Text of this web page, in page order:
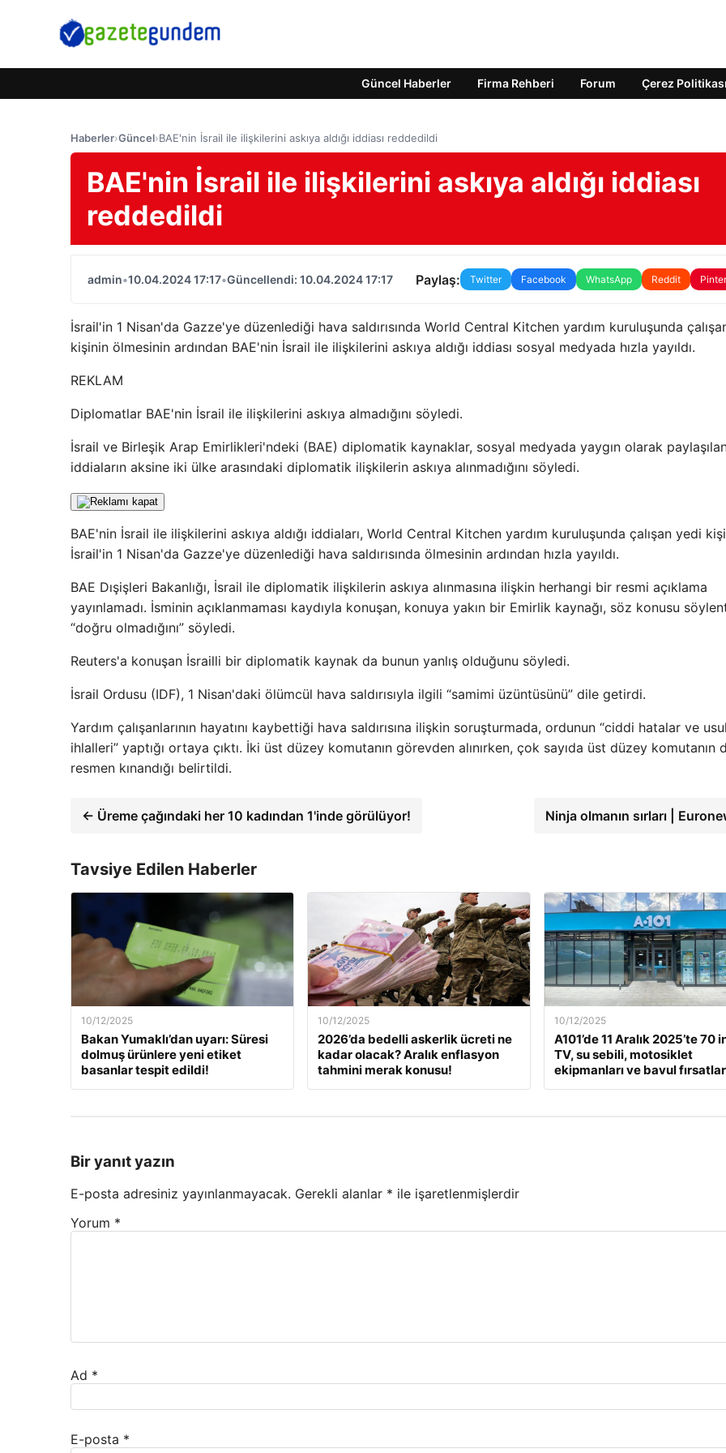
Güncel Haberler Firma Rehberi Forum Çerez Politikası
Haberler›Güncel›BAE'nin İsrail ile ilişkilerini askıya aldığı iddiası reddedildi
BAE'nin İsrail ile ilişkilerini askıya aldığı iddiası
reddedildi
admin•10.04.2024 17:17•Güncellendi: 10.04.2024 17:17 Paylaş: Twitter Facebook WhatsApp Reddit
İsrail'in 1 Nisan'da Gazze'ye düzenlediği hava saldırısında World Central Kitchen yardım kuruluşunda
kişinin ölmesinin ardından BAE'nin İsrail ile ilişkilerini askıya aldığı iddiası sosyal medyada hızla yayıldı.
REKLAM
Diplomatlar BAE'nin İsrail ile ilişkilerini askıya almadığını söyledi.
İsrail ve Birleşik Arap Emirlikleri'ndeki (BAE) diplomatik kaynaklar, sosyal medyada yaygın olarak
iddiaların aksine iki ülke arasındaki diplomatik ilişkilerin askıya alınmadığını söyledi.
BAE'nin İsrail ile ilişkilerini askıya aldığı iddiaları, World Central Kitchen yardım kuruluşunda çalışan yedi
İsrail'in 1 Nisan'da Gazze'ye düzenlediği hava saldırısında ölmesinin ardından hızla yayıldı.
BAE Dışişleri Bakanlığı, İsrail ile diplomatik ilişkilerin askıya alınmasına ilişkin herhangi bir resmi açıklama
yayınlamadı. İsminin açıklanmaması kaydıyla konuşan, konuya yakın bir Emirlik kaynağı, söz konusu
“doğru olmadığını” söyledi.
Reuters'a konuşan İsrailli bir diplomatik kaynak da bunun yanlış olduğunu söyledi.
İsrail Ordusu (IDF), 1 Nisan'daki ölümcül hava saldırısıyla ilgili “samimi üzüntüsünü” dile getirdi.
Yardım çalışanlarının hayatını kaybettiği hava saldırısına ilişkin soruşturmada, ordunun “ciddi hatalar ve usul
ihlalleri” yaptığı ortaya çıktı. İki üst düzey komutanın görevden alınırken, çok sayıda üst düzey komutanın
resmen kınandığı belirtildi.
← Üreme çağındaki her 10 kadından 1'inde görülüyor! Ninja olmanın sırları |
Tavsiye Edilen Haberler
10/12/2025
Bakan Yumaklı’dan uyarı: Süresi
dolmuş ürünlere yeni etiket
basanlar tespit edildi!
10/12/2025
2026’da bedelli askerlik ücreti ne
kadar olacak? Aralık enflasyon
tahmini merak konusu!
10/12/2025
A101’de 11 Aralık 2025’te 70
TV, su sebili, motosiklet
ekipmanları ve bavul
Bir yanıt yazın
E-posta adresiniz yayınlanmayacak. Gerekli alanlar * ile işaretlenmişlerdir
Yorum *
Ad *
E-posta *